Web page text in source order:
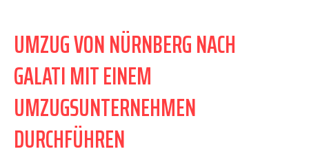
UMZUG VON NÜRNBERG NACH
GALATI MIT EINEM
UMZUGSUNTERNEHMEN
DURCHFÜHREN